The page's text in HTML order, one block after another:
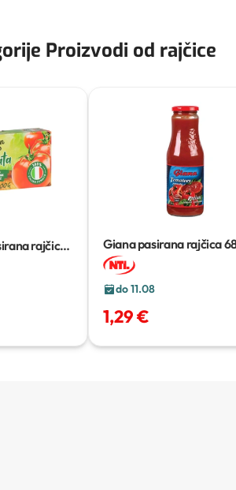
Proizvodi od rajčice
rajčica
Giana pasirana rajčica
do 11.08
1,29 €